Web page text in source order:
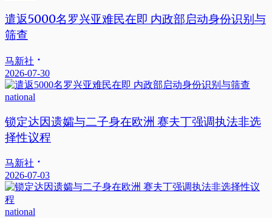
遣返5000名罗兴亚难民在即 内政部启动身份识别与
筛查
马新社
2026-07-30
national
锁定达因遗孀与二子身在欧洲 赛夫丁强调执法非选
择性议程
马新社
2026-07-03
national